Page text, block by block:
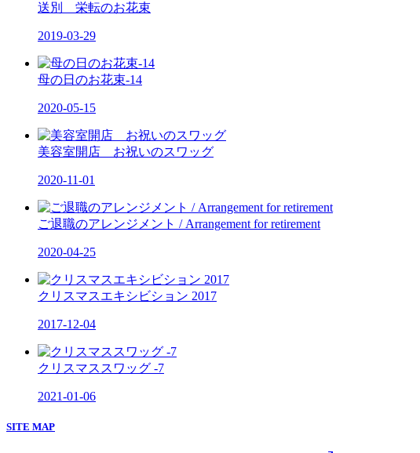
送別 栄転のお花束
2019-03-29
母の日のお花束-14
2020-05-15
美容室開店 お祝いのスワッグ
2020-11-01
ご退職のアレンジメント / Arrangement for retirement
2020-04-25
クリスマスエキシビション 2017
2017-12-04
クリスマススワッグ -7
2021-01-06
SITE MAP